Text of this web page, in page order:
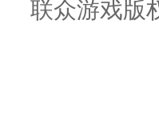
联众游戏版